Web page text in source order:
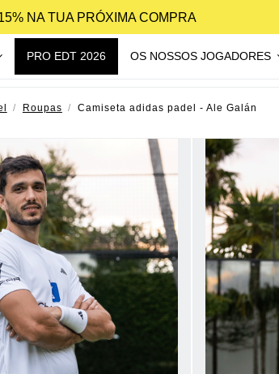
NA TUA PRÓXIMA COMPRA
PRO EDT 2026 OS NOSSOS JOGADORES
Roupas Camiseta adidas padel - Ale Galán